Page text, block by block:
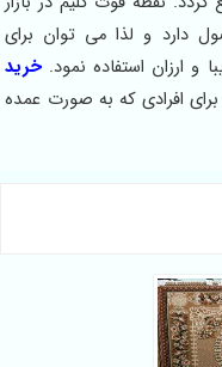
دارد و لذا می توان برای
ارزان استفاده نمود. خرید
افرادی که به صورت عمده